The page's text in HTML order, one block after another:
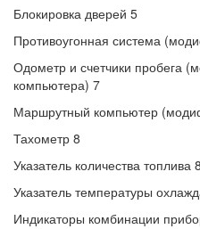
Блокировка дверей 5
Противоугонная система
Одометр и счетчики пробега
компьютера) 7
Маршрутный компьютер
Тахометр 8
Указатель количества топлива 8
Указатель температуры
Индикаторы комбинации